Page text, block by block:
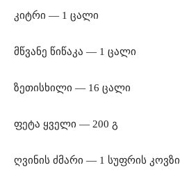
კიტრი — 1 ცალი
მწვანე წიწაკა — 1 ცალი
ზეთისხილი — 16 ცალი
ფეტა ყველი — 200 გ
ღვინის ძმარი — 1 სუფრის კოვზი